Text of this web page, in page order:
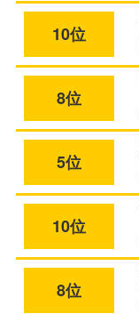
10位
8位
5位
10位
8位